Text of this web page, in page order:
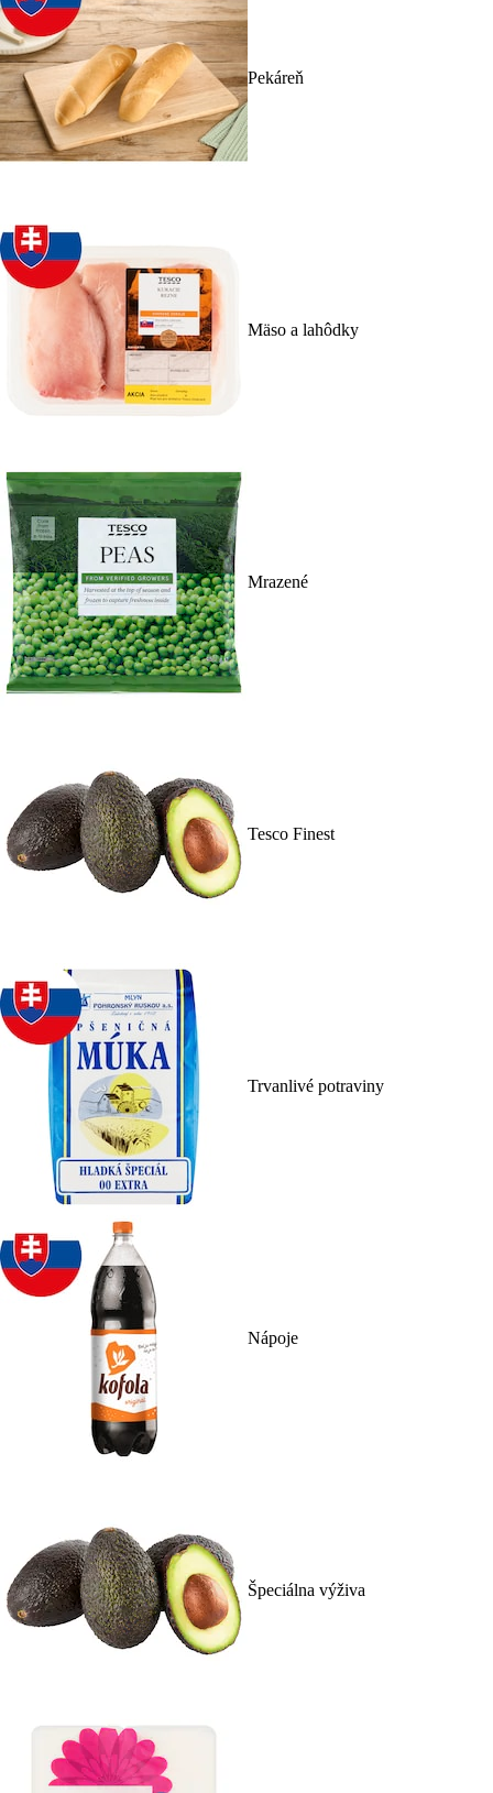
Pekáreň
Mäso a lahôdky
Mrazené
Tesco Finest
Trvanlivé potraviny
Nápoje
Špeciálna výživa